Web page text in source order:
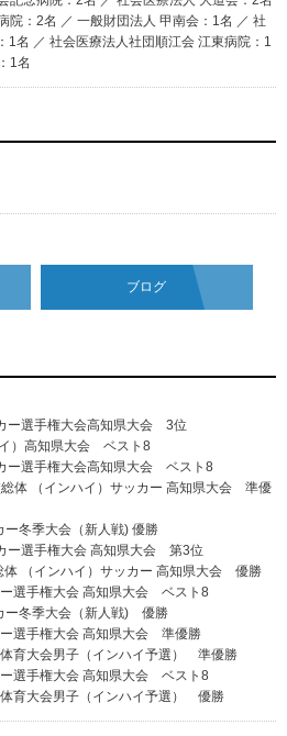
院：2名 ／ 一般財団法人 甲南会：1名 ／ 社
1名 ／ 社会医療法人社団順江会 江東病院：1
1名
ブログ
ー選手権大会高知県大会 3位
）高知県大会 ベスト8
ー選手権大会高知県大会 ベスト8
体 （インハイ）サッカー 高知県大会 準優
冬季大会（新人戦) 優勝
ー選手権大会 高知県大会 第3位
体 （インハイ）サッカー 高知県大会 優勝
選手権大会 高知県大会 ベスト8
ー冬季大会（新人戦) 優勝
選手権大会 高知県大会 準優勝
育大会男子（インハイ予選） 準優勝
選手権大会 高知県大会 ベスト8
育大会男子（インハイ予選） 優勝